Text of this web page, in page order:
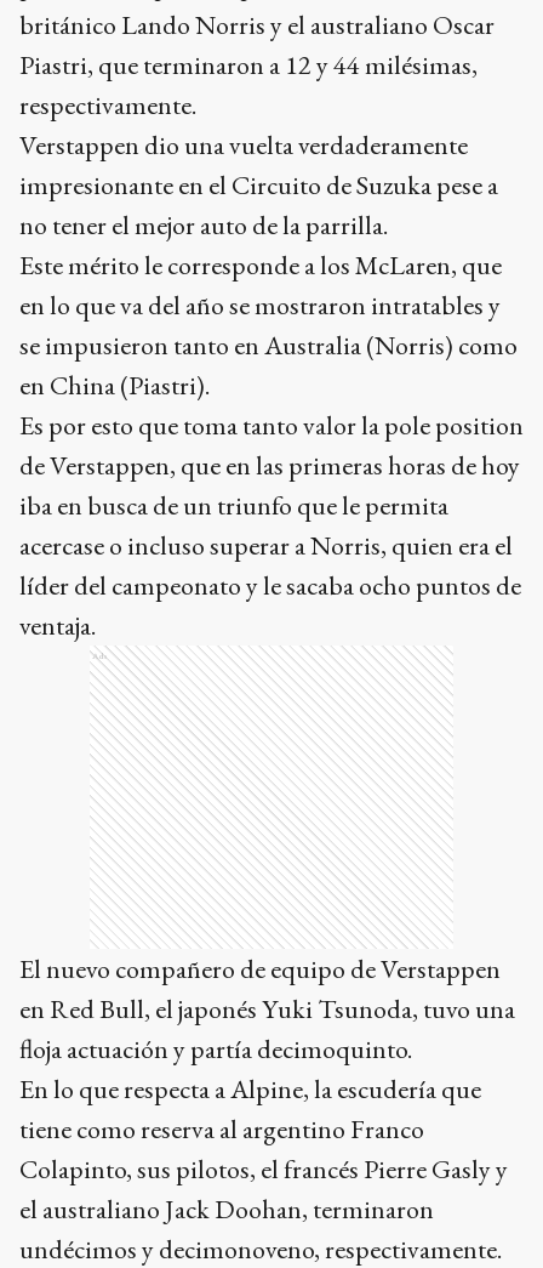
británico Lando Norris y el australiano Oscar
Piastri, que terminaron a 12 y 44 milésimas,
respectivamente.
Verstappen dio una vuelta verdaderamente
impresionante en el Circuito de Suzuka pese a
no tener el mejor auto de la parrilla.
Este mérito le corresponde a los McLaren, que
en lo que va del año se mostraron intratables y
se impusieron tanto en Australia (Norris) como
en China (Piastri).
Es por esto que toma tanto valor la pole position
de Verstappen, que en las primeras horas de hoy
iba en busca de un triunfo que le permita
acercase o incluso superar a Norris, quien era el
líder del campeonato y le sacaba ocho puntos de
ventaja.
Ads
El nuevo compañero de equipo de Verstappen
en Red Bull, el japonés Yuki Tsunoda, tuvo una
floja actuación y partía decimoquinto.
En lo que respecta a Alpine, la escudería que
tiene como reserva al argentino Franco
Colapinto, sus pilotos, el francés Pierre Gasly y
el australiano Jack Doohan, terminaron
undécimos y decimonoveno, respectivamente.